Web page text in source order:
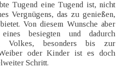
Tugend eine Tugend ist, nicht
Vergnügens, das zu genießen,
Von diesem Wunsche aber
besiegten und dadurch
Volkes, besonders bis zur
oder Kinder ist es doch
Schritt.